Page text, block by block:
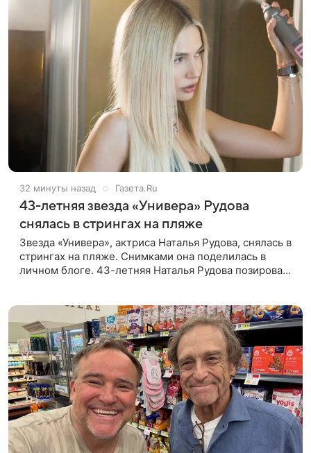
32 минуты назад Газета.Ru
43-летняя звезда «Универа» Рудова
снялась в стрингах на пляже
Звезда «Универа», актриса Наталья Рудова, снялась в
стрингах на пляже. Снимками она поделилась в
личном блоге. 43-летняя Наталья Рудова позировала